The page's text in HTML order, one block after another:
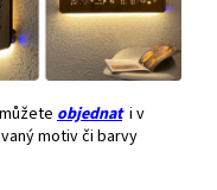
objednat i v
motiv či barvy